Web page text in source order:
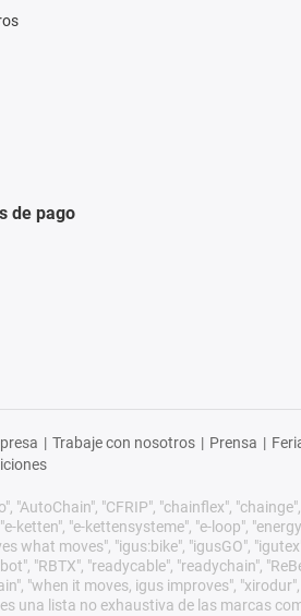
de pago
| Trabaje con nosotros | Prensa |
"AutoChain", "CFRIP", "chainflex",
ketten", "e-kettensysteme", "e-loop",
what moves", "igus:bike", "igusGO",
"RBTX", "readycable", "readychain",
"when it moves, igus improves",
una lista no exhaustiva de las marcas